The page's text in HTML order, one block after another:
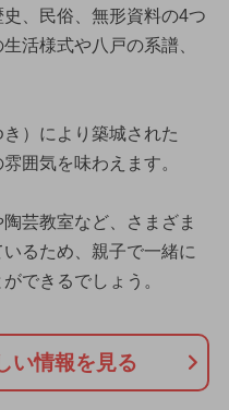
史、民俗、無形資料の4つ
活様式や八戸の系譜、
）により築城された
囲気を味わえます。
芸教室など、さまざま
るため、親子で一緒に
できるでしょう。
い情報を見る